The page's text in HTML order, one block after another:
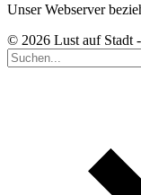
Unser Webserver
© 2026 Lust auf Stadt